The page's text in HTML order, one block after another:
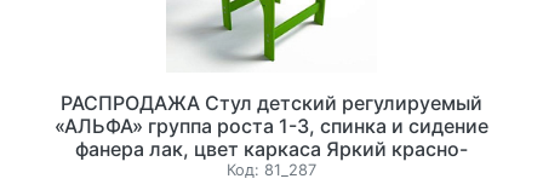
РАСПРОДАЖА Стул детский регулируемый
«АЛЬФА» группа роста 1-3, спинка и сидение
фанера лак, цвет каркаса Яркий красно-
оранжевый RAL 2008 (ПОД ЗАКАЗ)
Код: 81_287